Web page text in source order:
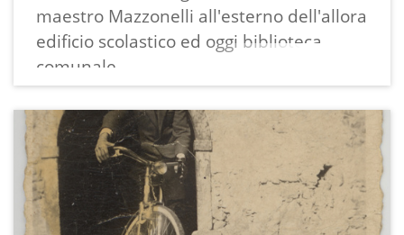
maestro Mazzonelli all'esterno dell'allora
edificio scolastico ed oggi biblioteca
comunale.
In piedi all'estrema sinistra della foto
vediamo Luigi Fabbro, nato nel
Settembre del 1919, partito soldato nella
seconda guerra mondiale; fatto
prigioniero degli inglesi, non è più
tornato, si è costruito una famiglia in